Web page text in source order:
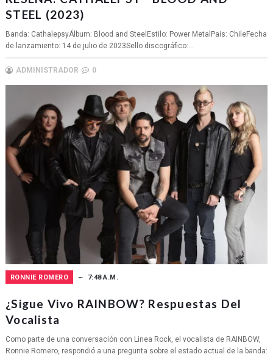
STEEL (2023)
Banda: CathalepsyÁlbum: Blood and SteelEstilo: Power MetalPais: ChileFecha
de lanzamiento: 14 de julio de 2023Sello discográfico:...
ADMINISTRADOR 0
RONNIE ROMERO 7:48 A.M.
¿Sigue Vivo RAINBOW? Respuestas Del
Vocalista
Como parte de una conversación con Linea Rock, el vocalista de RAINBOW,
Ronnie Romero, respondió a una pregunta sobre el estado actual de la banda: